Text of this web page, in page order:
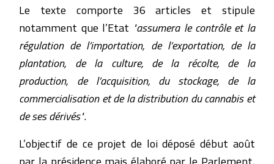
Le texte comporte 36 articles et stipule
notamment que l’Etat "assumera le contrôle et la
régulation de l’importation, de l’exportation, de la
plantation, de la culture, de la récolte, de la
production, de l’acquisition, du stockage, de la
commercialisation et de la distribution du cannabis et
de ses dérivés".
L’objectif de ce projet de loi déposé début août